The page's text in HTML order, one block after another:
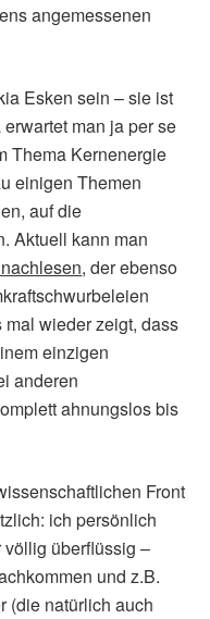
angemessenen
Esken sein – sie ist
man ja per se
Thema Kernenergie
einigen Themen
auf die
Aktuell kann man
, der ebenso
wieder zeigt, dass
einzigen
anderen
ahnungslos bis
Front
ich persönlich
völlig überflüssig –
und z.B.
(die natürlich auch